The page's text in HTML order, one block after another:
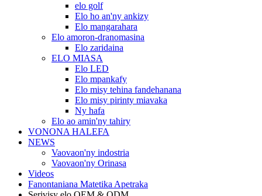
elo golf
Elo ho an'ny ankizy
Elo mangarahara
Elo amoron-dranomasina
Elo zaridaina
ELO MIASA
Elo LED
Elo mpankafy
Elo misy tehina fandehanana
Elo misy pirinty miavaka
Ny hafa
Elo ao amin'ny tahiry
VONONA HALEFA
NEWS
Vaovaon'ny indostria
Vaovaon'ny Orinasa
Videos
Fanontaniana Matetika Apetraka